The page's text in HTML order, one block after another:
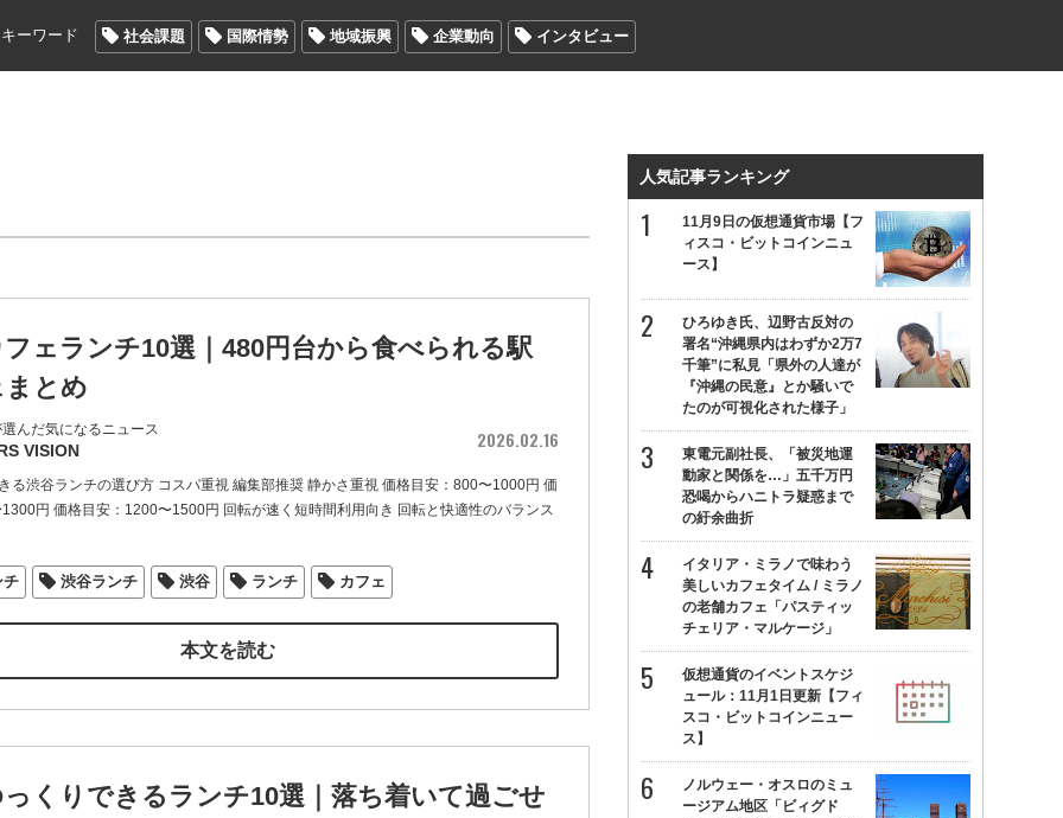
ーワード 社会課題 国際情勢 地域振興 企業動向 インタビュー
ェランチ10選｜480円台から食べられる駅
とめ
んだ気になるニュース
VISION 2026.02.16
る渋谷ランチの選び方 コスパ重視 編集部推奨 静かさ重視 価格目安：800〜1000円 価
円 価格目安：1200〜1500円 回転が速く短時間利用向き 回転と快適性のバランス
チ 渋谷ランチ 渋谷 ランチ カフェ
本文を読む
くりできるランチ10選｜落ち着いて過ごせ
人気記事ランキング
11月9日の仮想通貨市場【フ
ィスコ・ビットコインニュ
ース】
ひろゆき氏、辺野古反対の
署名“沖縄県内はわずか2万7
千筆”に私見「県外の人達が
『沖縄の民意』とか騒いで
たのが可視化された様子」
東電元副社長、「被災地運
動家と関係を…」五千万円
恐喝からハニトラ疑惑まで
の紆余曲折
イタリア・ミラノで味わう
美しいカフェタイム / ミラノ
の老舗カフェ「パスティッ
チェリア・マルケージ」
仮想通貨のイベントスケジ
ュール：11月1日更新【フィ
スコ・ビットコインニュー
ス】
ノルウェー・オスロのミュ
ージアム地区「ビィグド